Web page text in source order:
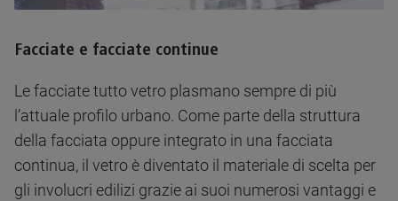
Facciate e facciate continue
Le facciate tutto vetro plasmano sempre di più
l’attuale profilo urbano. Come parte della struttura
della facciata oppure integrato in una facciata
continua, il vetro è diventato il materiale di scelta per
gli involucri edilizi grazie ai suoi numerosi vantaggi e